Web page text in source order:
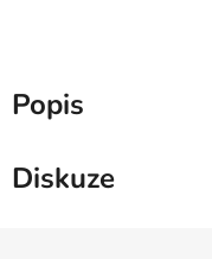
Popis
Diskuze